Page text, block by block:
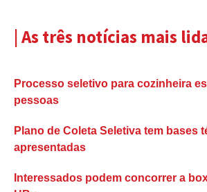
| As três notícias mais
Processo seletivo para cozinheira
pessoas
Plano de Coleta Seletiva tem bases
apresentadas
Interessados podem concorrer a